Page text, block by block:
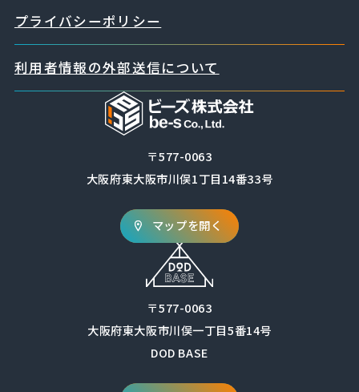
プライバシーポリシー
利用者情報の外部送信について
〒577-0063
大阪府東大阪市川俣1丁目14番33号
マップを開く
〒577-0063
大阪府東大阪市川俣一丁目5番14号
DOD BASE